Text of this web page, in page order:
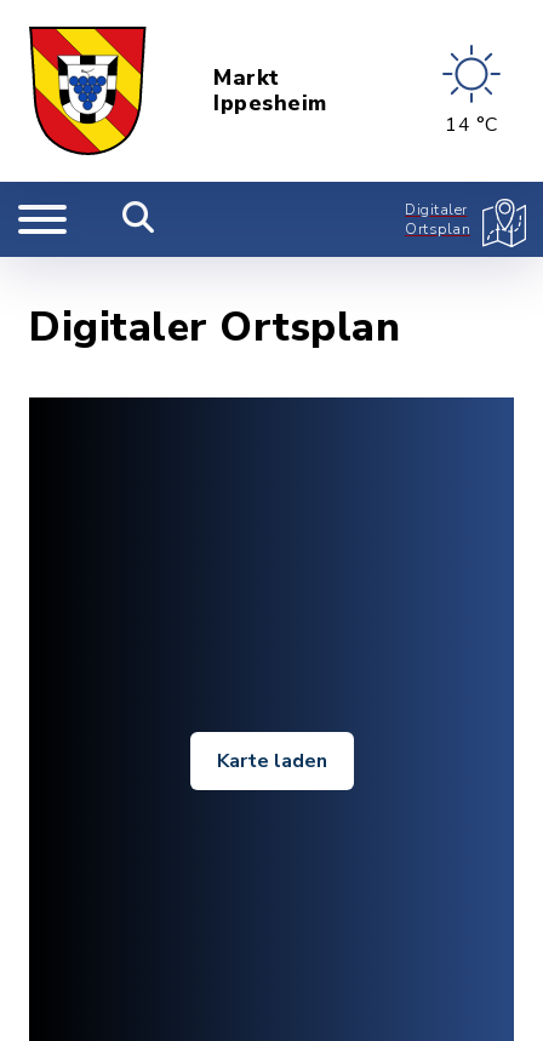
Markt
Ippesheim
14 °C
Digitaler
Ortsplan
Digitaler Ortsplan
Karte laden